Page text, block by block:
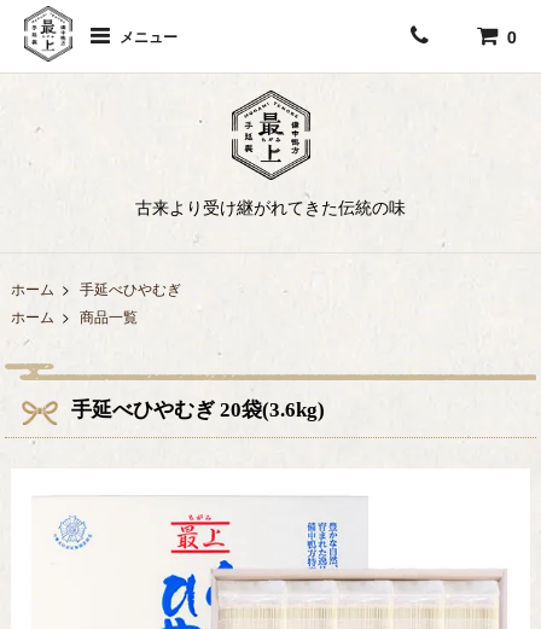
メニュー 0
古来より受け継がれてきた伝統の味
ホーム > 手延べひやむぎ
ホーム > 商品一覧
手延べひやむぎ 20袋(3.6kg)